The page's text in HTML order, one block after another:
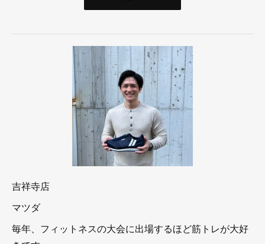
吉祥寺店
マツダ
毎年、フィットネスの大会に出場するほど筋トレが大好